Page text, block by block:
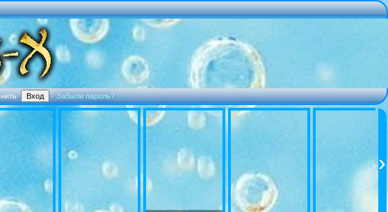
·Забыли пароль?